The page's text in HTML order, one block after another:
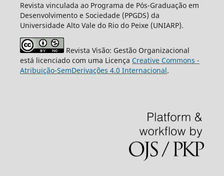
Revista vinculada ao Programa de Pós-Graduação em
Desenvolvimento e Sociedade (PPGDS) da
Universidade Alto Vale do Rio do Peixe (UNIARP).
Revista Visão: Gestão Organizacional
está licenciado com uma Licença Creative Commons -
Atribuição-SemDerivações 4.0 Internacional.